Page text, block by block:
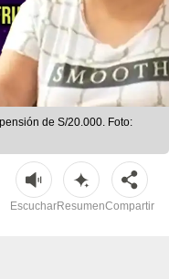
de S/20.000. Foto:
EscucharResumenCompartir